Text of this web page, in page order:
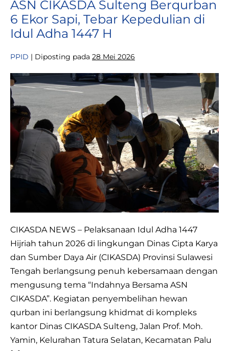
Layanan
Irigasi
yang
Cepat
dan
ASN CIKASDA Sulteng Berqurban
6 Ekor Sapi, Tebar Kepedulian di
Idul Adha 1447 H
PPID | Diposting pada 28 Mei 2026
ASN
CIKASDA
Sulteng
Berqurban
6
Ekor
Sapi,
Tebar
Kepedulian
Adha
1447
H
CIKASDA NEWS – Pelaksanaan Idul Adha 1447
Hijriah tahun 2026 di lingkungan Dinas Cipta Karya
dan Sumber Daya Air (CIKASDA) Provinsi Sulawesi
Tengah berlangsung penuh kebersamaan dengan
mengusung tema “Indahnya Bersama ASN
CIKASDA”. Kegiatan penyembelihan hewan
qurban ini berlangsung khidmat di kompleks
kantor Dinas CIKASDA Sulteng, Jalan Prof. Moh.
Yamin, Kelurahan Tatura Selatan, Kecamatan Palu